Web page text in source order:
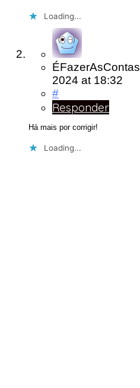
Loading...
ÉFazerAsContas
2024 at 18:32
#
Responder
Há mais por corrigir!
Loading...